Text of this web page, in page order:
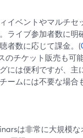
イベントやマルチセ
ライブ参加者数に明
者数に応じて課金。(
のチケット販売も可
には便利ですが、主
ームには不要な場合
は非常に大規模な